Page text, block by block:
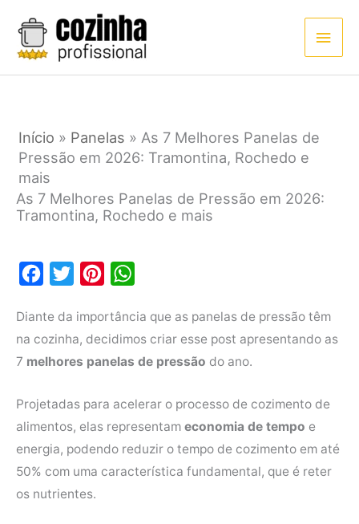
para
conteúdo
Início » Panelas » As 7 Melhores Panelas de
Pressão em 2026: Tramontina, Rochedo e
mais
As 7 Melhores Panelas de Pressão em 2026:
Tramontina, Rochedo e mais
c
e
b
k
t
t
n
t
e
s
t
a
t
s
p
Diante da importância que as panelas de pressão têm
na cozinha, decidimos criar esse post apresentando as
7 melhores panelas de pressão do ano.
Projetadas para acelerar o processo de cozimento de
alimentos, elas representam economia de tempo e
energia, podendo reduzir o tempo de cozimento em até
50% com uma característica fundamental, que é reter
os nutrientes.